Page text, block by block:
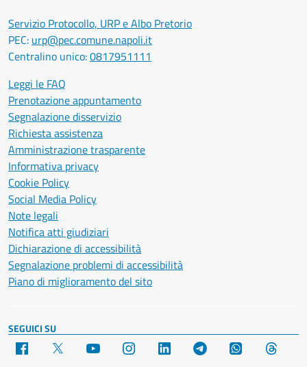
Servizio Protocollo, URP e Albo Pretorio
PEC: urp@pec.comune.napoli.it
Centralino unico:0817951111
Leggi le FAQ
Prenotazione appuntamento
Segnalazione disservizio
Richiesta assistenza
Amministrazione trasparente
Informativa privacy
Cookie Policy
Social Media Policy
Note legali
Notifica atti giudiziari
Dichiarazione di accessibilità
Segnalazione problemi di accessibilità
Piano di miglioramento del sito
SEGUICI SU
Facebook YouTube Instagram LinkedIn Telegram WhatsApp